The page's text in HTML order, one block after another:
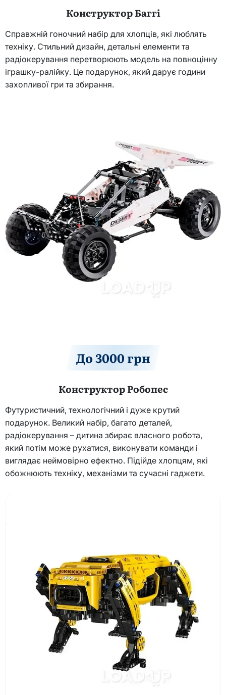
Конструктор Баггі
Справжній гоночний набір для хлопців, які люблять
техніку. Стильний дизайн, детальні елементи та
радіокерування перетворюють модель на повноцінну
іграшку-ралійку. Це подарунок, який дарує години
захопливої гри та збирання.
До 3000 грн
Конструктор Робопес
Футуристичний, технологічний і дуже крутий
подарунок. Великий набір, багато деталей,
радіокерування – дитина збирає власного робота,
який потім може рухатися, виконувати команди і
виглядає неймовірно ефектно. Підійде хлопцям, які
обожнюють техніку, механізми та сучасні гаджети.